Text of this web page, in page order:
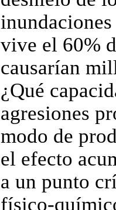
vive el 60%
causarían
¿Qué
agresiones
modo de
el efecto
a un punto
físico-